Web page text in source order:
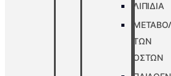
ΛΙΠΙΔΙΑ
ΤΩΝ
ΟΣΤΩΝ